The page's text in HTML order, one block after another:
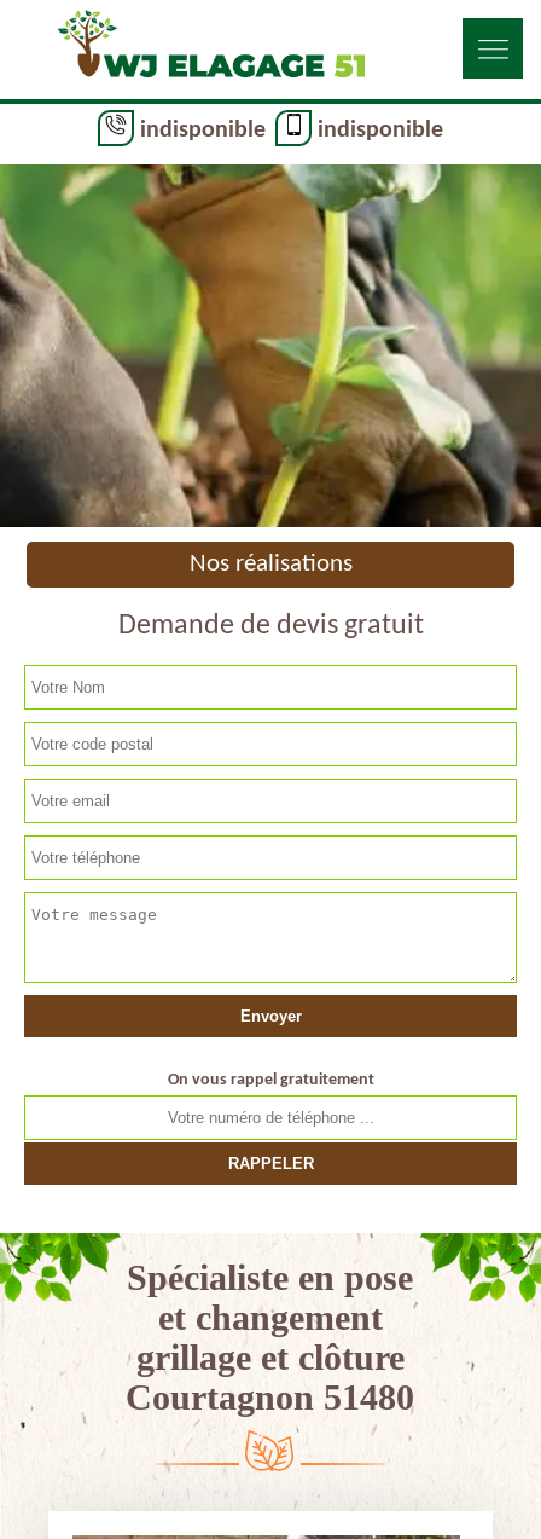
indisponible indisponible
Nos réalisations
Demande de devis gratuit
On vous rappel gratuitement
Spécialiste en pose
et changement
grillage et clôture
Courtagnon 51480